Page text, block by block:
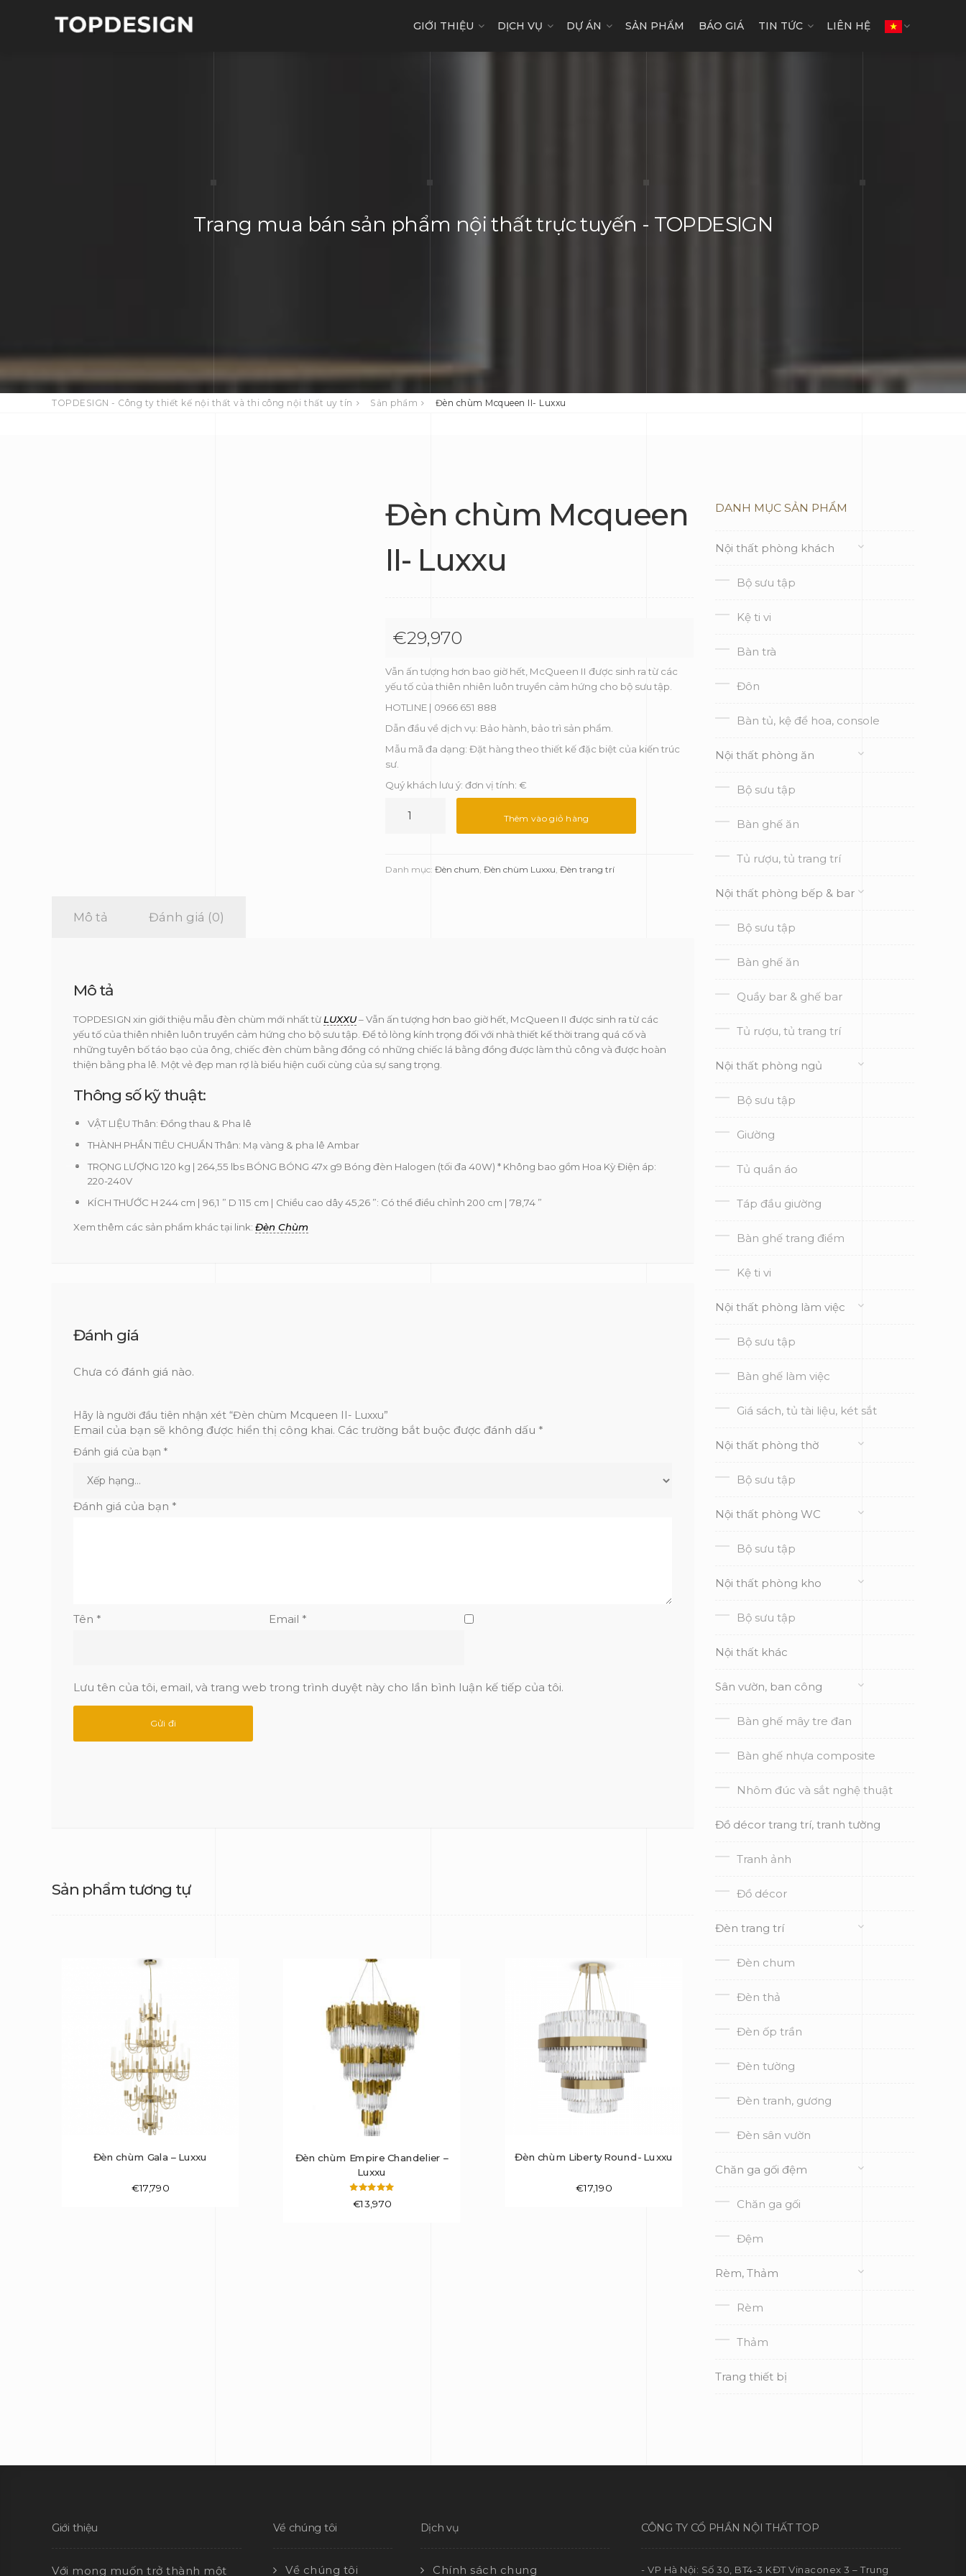
GIỚI THIỆU DỊCH VỤ DỰ ÁN SẢN PHẨM BÁO GIÁ TIN TỨC LIÊN HỆ
Trang mua bán sản phẩm nội thất trực tuyến - TOPDESIGN
TOPDESIGN - Công ty thiết kế nội thất và thi công nội thất uy tín Sản phẩm Đèn chùm Mcqueen II- Luxxu
Đèn chùm Mcqueen
II- Luxxu
€29,970
Vẫn ấn tượng hơn bao giờ hết, McQueen II được sinh ra từ các
yếu tố của thiên nhiên luôn truyền cảm hứng cho bộ sưu tập.
HOTLINE | 0966 651 888
Dẫn đầu về dịch vụ: Bảo hành, bảo trì sản phẩm.
Mẫu mã đa dạng: Đặt hàng theo thiết kế đặc biệt của kiến trúc
sư.
Quý khách lưu ý: đơn vị tính: €
chùm
số
Thêm vào giỏ hàng
Danh mục:Đèn chum,Đèn chùm Luxxu,Đèn trang trí
Mô tả Đánh giá (0)
Mô tả
TOPDESIGN xin giới thiệu mẫu đèn chùm mới nhất từ LUXXU– Vẫn ấn tượng hơn bao giờ hết, McQueen II được sinh ra từ các
yếu tố của thiên nhiên luôn truyền cảm hứng cho bộ sưu tập. Để tỏ lòng kính trọng đối với nhà thiết kế thời trang quá cố và
những tuyên bố táo bạo của ông, chiếc đèn chùm bằng đồng có những chiếc lá bằng đồng được làm thủ công và được hoàn
thiện bằng pha lê. Một vẻ đẹp man rợ là biểu hiện cuối cùng của sự sang trọng.
Thông số kỹ thuật:
VẬT LIỆU Thân: Đồng thau & Pha lê
THÀNH PHẦN TIÊU CHUẨN Thân: Mạ vàng & pha lê Ambar
TRỌNG LƯỢNG 120 kg | 264,55 lbs BÓNG BÓNG 47x g9 Bóng đèn Halogen (tối đa 40W) * Không bao gồm Hoa Kỳ Điện áp:
220-240V
KÍCH THƯỚC H 244 cm | 96,1 ” D 115 cm | Chiều cao dây 45,26 ”: Có thể điều chỉnh 200 cm | 78,74 ”
Xem thêm các sản phẩm khác tại link: Đèn Chùm
Đánh giá
Chưa có đánh giá nào.
Hãy là người đầu tiên nhận xét “Đèn chùm Mcqueen II- Luxxu”
Email của bạn sẽ không được hiển thị công khai. Các trường bắt buộc được đánh dấu *
Đánh giá của bạn *
Đánh giá của bạn *
Tên * Email *
Lưu tên của tôi, email, và trang web trong trình duyệt này cho lần bình luận kế tiếp của tôi.
Sản phẩm tương tự
Đèn chùm Gala – Luxxu
€17,790
Đèn chùm Empire Chandelier –
Luxxu
hạng
€13,970
Đèn chùm Liberty Round- Luxxu
€17,190
DANH MỤC SẢN PHẨM
Nội thất phòng khách
Bộ sưu tập
Kệ ti vi
Bàn trà
Đôn
Bàn tủ, kệ để hoa, console
Nội thất phòng ăn
Bộ sưu tập
Bàn ghế ăn
Tủ rượu, tủ trang trí
Nội thất phòng bếp & bar
Bộ sưu tập
Bàn ghế ăn
Quầy bar & ghế bar
Tủ rượu, tủ trang trí
Nội thất phòng ngủ
Bộ sưu tập
Giường
Tủ quần áo
Táp đầu giường
Bàn ghế trang điểm
Kệ ti vi
Nội thất phòng làm việc
Bộ sưu tập
Bàn ghế làm việc
Giá sách, tủ tài liệu, két sắt
Nội thất phòng thờ
Bộ sưu tập
Nội thất phòng WC
Bộ sưu tập
Nội thất phòng kho
Bộ sưu tập
Nội thất khác
Sân vườn, ban công
Bàn ghế mây tre đan
Bàn ghế nhựa composite
Nhôm đúc và sắt nghệ thuật
Đồ décor trang trí, tranh tường
Tranh ảnh
Đồ décor
Đèn trang trí
Đèn chum
Đèn thả
Đèn ốp trần
Đèn tường
Đèn tranh, gương
Đèn sân vườn
Chăn ga gối đệm
Chăn ga gối
Đệm
Rèm, Thảm
Rèm
Thảm
Trang thiết bị
Giới thiệu
Với mong muốn trở thành một
Về chúng tôi
Về chúng tôi
Dịch vụ
Chính sách chung
CÔNG TY CỔ PHẦN NỘI THẤT TOP
- VP Hà Nội: Số 30, BT4-3 KĐT Vinaconex 3 – Trung